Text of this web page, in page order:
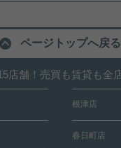
ページトップへ戻る
店舗！売買も賃貸も全
根津店
春日町店